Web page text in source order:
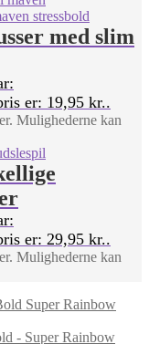
med slim
er: 19,95 kr..
Mulighederne kan
er: 29,95 kr..
Mulighederne kan
- Super Rainbow